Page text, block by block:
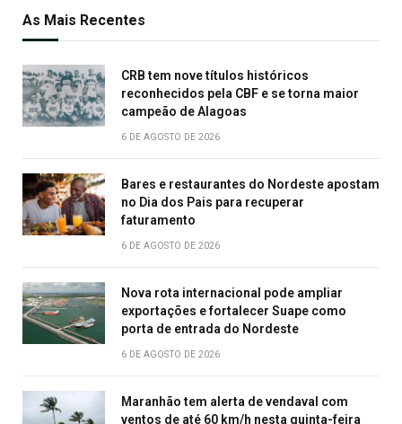
As Mais Recentes
CRB tem nove títulos históricos
reconhecidos pela CBF e se torna maior
campeão de Alagoas
6 DE AGOSTO DE 2026
Bares e restaurantes do Nordeste apostam
no Dia dos Pais para recuperar
faturamento
6 DE AGOSTO DE 2026
Nova rota internacional pode ampliar
exportações e fortalecer Suape como
porta de entrada do Nordeste
6 DE AGOSTO DE 2026
Maranhão tem alerta de vendaval com
ventos de até 60 km/h nesta quinta-feira